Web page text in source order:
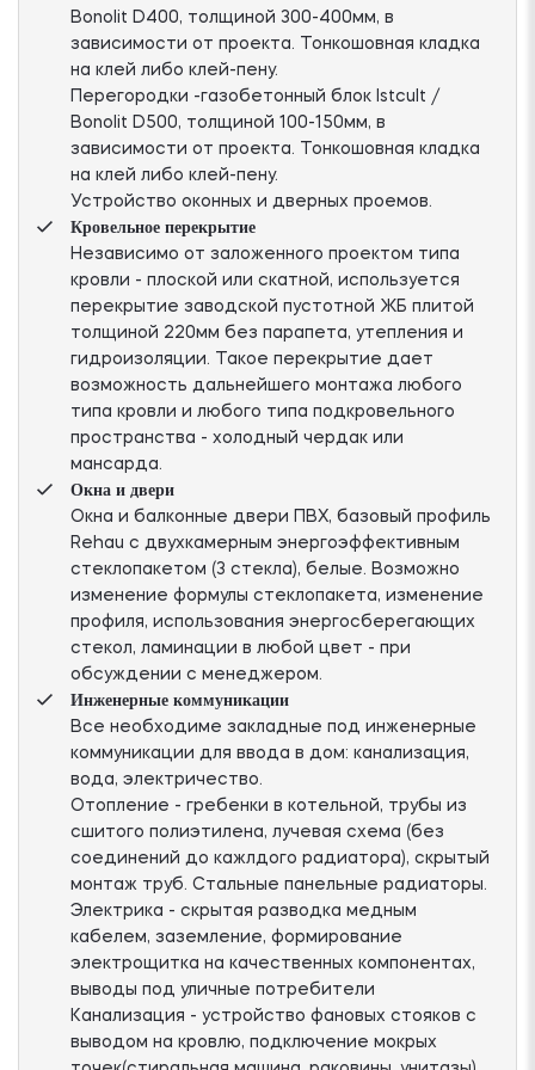
Bonolit D400, толщиной 300-400мм, в
зависимости от проекта. Тонкошовная кладка
на клей либо клей-пену.
Перегородки -газобетонный блок Istcult /
Bonolit D500, толщиной 100-150мм, в
зависимости от проекта. Тонкошовная кладка
на клей либо клей-пену.
Устройство оконных и дверных проемов.
Кровельное перекрытие
Независимо от заложенного проектом типа
кровли - плоской или скатной, используется
перекрытие заводской пустотной ЖБ плитой
толщиной 220мм без парапета, утепления и
гидроизоляции. Такое перекрытие дает
возможность дальнейшего монтажа любого
типа кровли и любого типа подкровельного
пространства - холодный чердак или
мансарда.
Окна и двери
Окна и балконные двери ПВХ, базовый профиль
Rehau с двухкамерным энергоэффективным
стеклопакетом (3 стекла), белые. Возможно
изменение формулы стеклопакета, изменение
профиля, использования энергосберегающих
стекол, ламинации в любой цвет - при
обсуждении с менеджером.
Инженерные коммуникации
Все необходиме закладные под инженерные
коммуникации для ввода в дом: канализация,
вода, электричество.
Отопление - гребенки в котельной, трубы из
сшитого полиэтилена, лучевая схема (без
соединений до кажлдого радиатора), скрытый
монтаж труб. Стальные панельные радиаторы.
Электрика - скрытая разводка медным
кабелем, заземление, формирование
электрощитка на качественных компонентах,
выводы под уличные потребители
Канализация - устройство фановых стояков с
выводом на кровлю, подключение мокрых